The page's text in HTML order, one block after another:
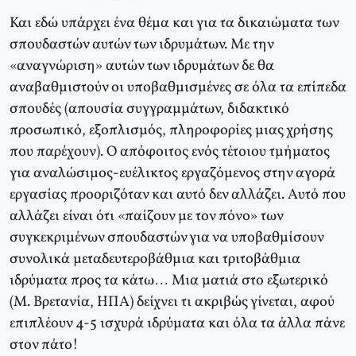
Και εδώ υπάρχει ένα θέμα και για τα δικαιώματα των
σπουδαστών αυτών των ιδρυμάτων. Με την
«αναγνώριση» αυτών των ιδρυμάτων δε θα
αναβαθμιστούν οι υποβαθμισμένες σε όλα τα επίπεδα
σπουδές (απουσία συγγραμμάτων, διδακτικό
προσωπικό, εξοπλισμός, πληροφορίες μιας χρήσης
που παρέχουν). Ο απόφοιτος ενός τέτοιου τμήματος
για αναλώσιμος-ευέλικτος εργαζόμενος στην αγορά
εργασίας προοριζόταν και αυτό δεν αλλάζει. Αυτό που
αλλάζει είναι ότι «παίζουν με τον πόνο» των
συγκεκριμένων σπουδαστών για να υποβαθμίσουν
συνολικά μεταδευτεροβάθμια και τριτοβάθμια
ιδρύματα προς τα κάτω… Μια ματιά στο εξωτερικό
(Μ. Βρετανία, ΗΠΑ) δείχνει τι ακριβώς γίνεται, αφού
επιπλέουν 4-5 ισχυρά ιδρύματα και όλα τα άλλα πάνε
στον πάτο!